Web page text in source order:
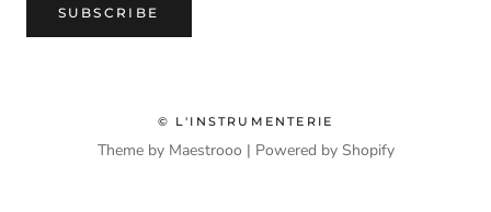
SUBSCRIBE
© L'INSTRUMENTERIE
Theme by Maestrooo | Powered by Shopify